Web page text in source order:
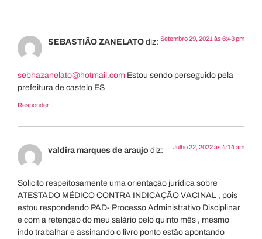
SEBASTIÃO ZANELATOdiz: Setembro 29, 2021 às 6:43 pm
sebhazanelato@hotmail.com Estou sendo perseguido pela
prefeitura de castelo ES
Responder
valdira marques de araujo diz: Julho 22, 2022 às 4:14 am
Solicito respeitosamente uma orientação jurídica sobre
ATESTADO MÉDICO CONTRA INDICAÇÃO VACINAL , pois
estou respondendo PAD- Processo Administrativo Disciplinar
e com a retenção do meu salário pelo quinto mês , mesmo
indo trabalhar e assinando o livro ponto estão apontando